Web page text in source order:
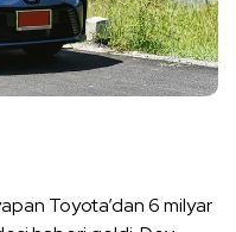
Toyota’dan 6 milyar